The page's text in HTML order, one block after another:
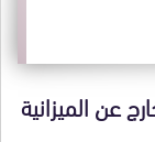
عن الميزانية